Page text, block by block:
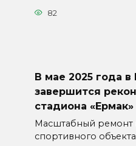
82
В мае 2025 года в
завершится
стадиона «Ермак»
Масштабный ремонт
спортивного